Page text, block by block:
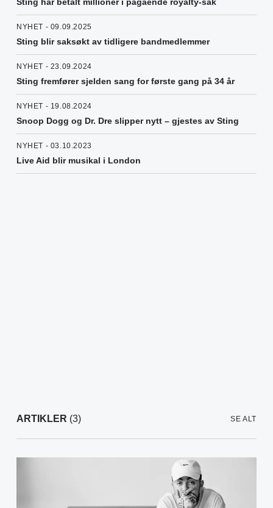
Sting har betalt millioner i pågående royalty-sak
NYHET - 09.09.2025
Sting blir saksøkt av tidligere bandmedlemmer
NYHET - 23.09.2024
Sting fremfører sjelden sang for første gang på 34 år
NYHET - 19.08.2024
Snoop Dogg og Dr. Dre slipper nytt – gjestes av Sting
NYHET - 03.10.2023
Live Aid blir musikal i London
ARTIKLER (3) SE ALT